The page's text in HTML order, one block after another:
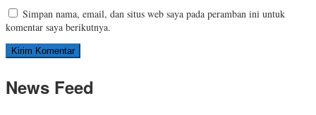
Simpan nama, email, dan situs web saya pada peramban ini untuk
komentar saya berikutnya.
News Feed